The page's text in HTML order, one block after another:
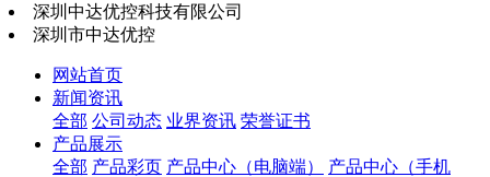
深圳中达优控科技有限公司
深圳市中达优控
网站首页
新闻资讯
全部 公司动态 业界资讯 荣誉证书
产品展示
全部 产品彩页 产品中心（电脑端）
产品中心（手机